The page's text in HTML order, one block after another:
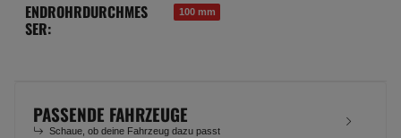
ENDROHRDURCHMES
SER:
100 mm
PASSENDE FAHRZEUGE
Schaue, ob deine Fahrzeug dazu passt